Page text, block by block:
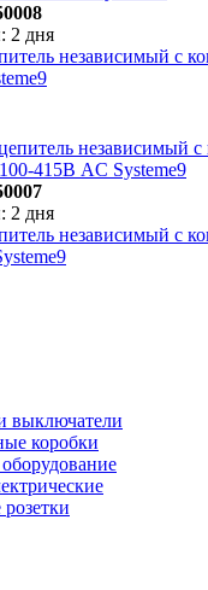
2 дня
независимый с
2 дня
независимый с
выключатели
коробки